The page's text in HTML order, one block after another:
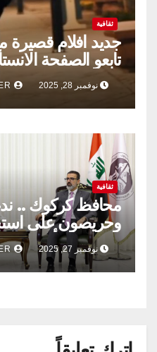
ثقافية
جديد افلام قصيرة
تابعو الصفحة
نوفمبر 28, 2025
ثقافية
محافظ كركوك ..
وحريصون على
تخصيص الأراضي
الصحفية في
نوفمبر 27, 2025